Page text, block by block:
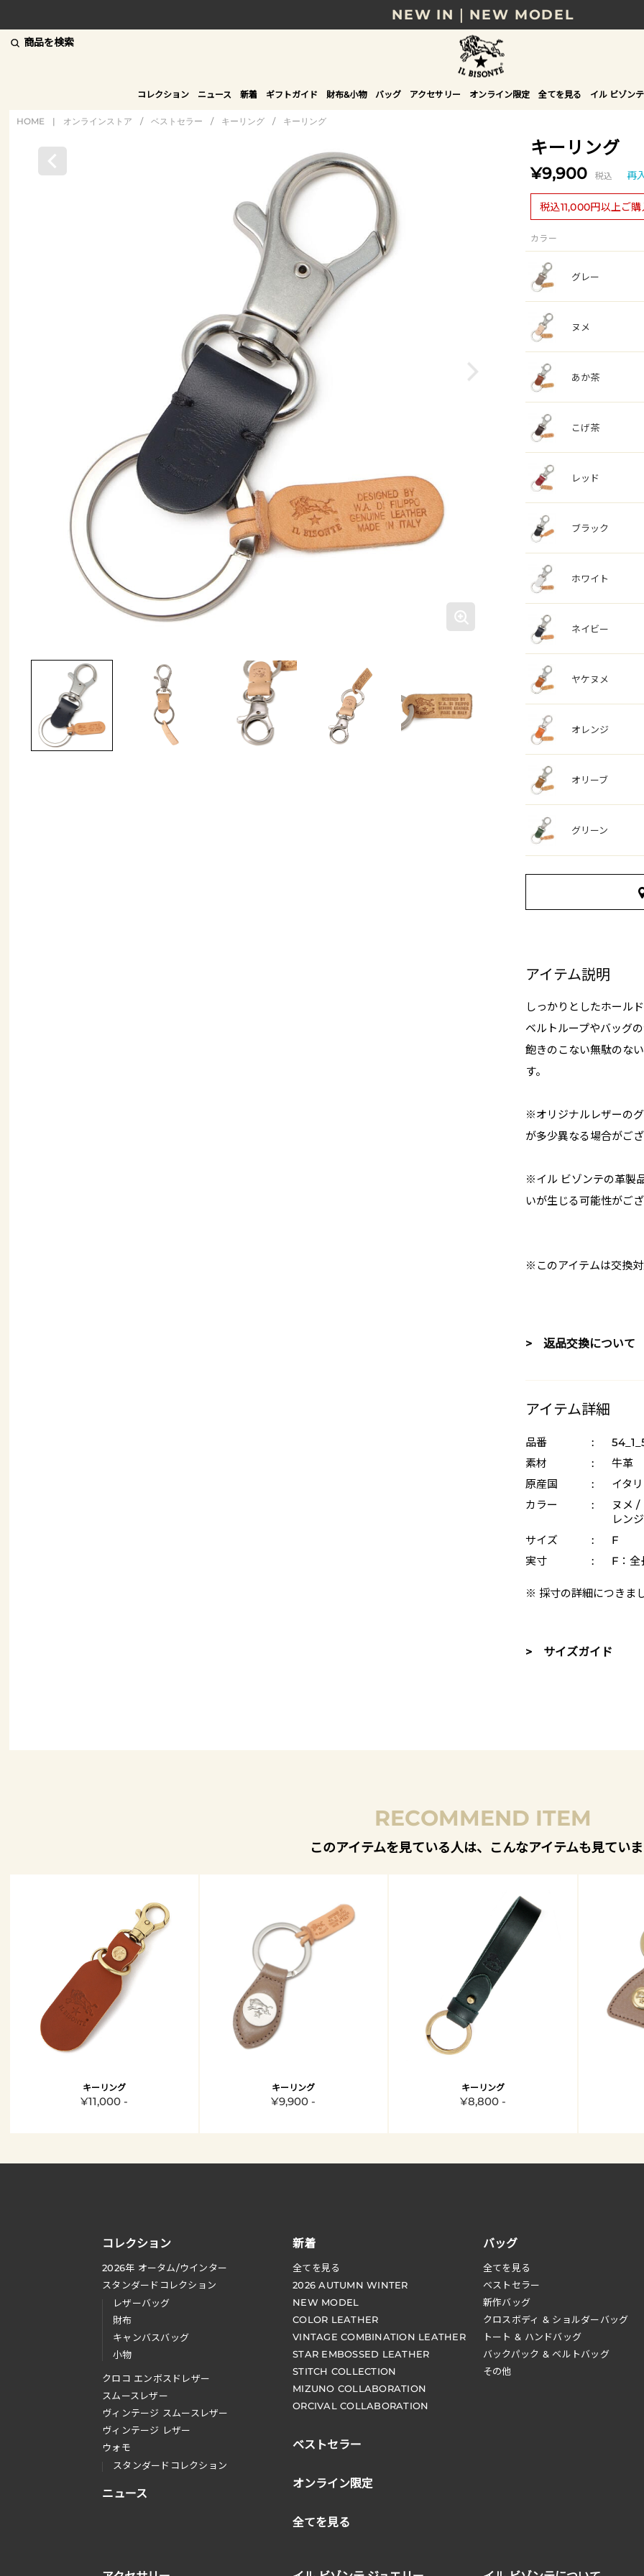
NEW IN｜NEW MODEL
8/17(月)10時まで｜税込11,000円以上で送料無
贈る相手やシーンから選べる、新しいギフトガ
NEW IN｜COLOR LEATHER
商品を検索
コレクション ニュース 新着 ギフトガイド 財布&小物 バッグ アクセサリー オンライン限定 全てを見る イル ビゾン
HOME | オンラインストア / ベストセラー / キーリング / キーリング
キーリング
¥9,900 税込 再
税込11,000円以上ご
カラー
グレー
ヌメ
あか茶
こげ茶
レッド
ブラック
ホワイト
ネイビー
ヤケヌメ
オレンジ
オリーブ
グリーン
アイテム説明
しっかりとしたホール
ベルトループやバッグ
飽きのこない無駄のな
す。
※オリジナルレザーの
が多少異なる場合がご
※イル ビゾンテの革製
いが生じる可能性がご
※このアイテムは交換
> 返品交換について
アイテム詳細
品番 :
素材
:
牛革
原産国
:
イタ
カラー
:
ヌメ /
レン
サイズ
:
F
実寸
: F：全
※ 採寸の詳細につきま
> サイズガイド
RECOMMEND ITEM
このアイテムを見ている人は、こんなアイテムも見てい
キーリング
¥11,000 -
キーリング
¥9,900 -
キーリング
¥8,800 -
コレクション
2026年 オータム/ウインター
スタンダードコレクション
レザーバッグ
財布
キャンバスバッグ
小物
クロコ エンボスドレザー
スムースレザー
ヴィンテージ スムースレザー
ヴィンテージ レザー
ウォモ
スタンダードコレクション
ニュース
新着
全てを見る
2026 AUTUMN WINTER
NEW MODEL
COLOR LEATHER
VINTAGE COMBINATION LEATHER
STAR EMBOSSED LEATHER
STITCH COLLECTION
MIZUNO COLLABORATION
ORCIVAL COLLABORATION
ベストセラー
オンライン限定
全てを見る
バッグ
全てを見る
ベストセラー
新作バッグ
クロスボディ & ショルダーバッグ
トート & ハンドバッグ
バックパック & ベルトバッグ
その他